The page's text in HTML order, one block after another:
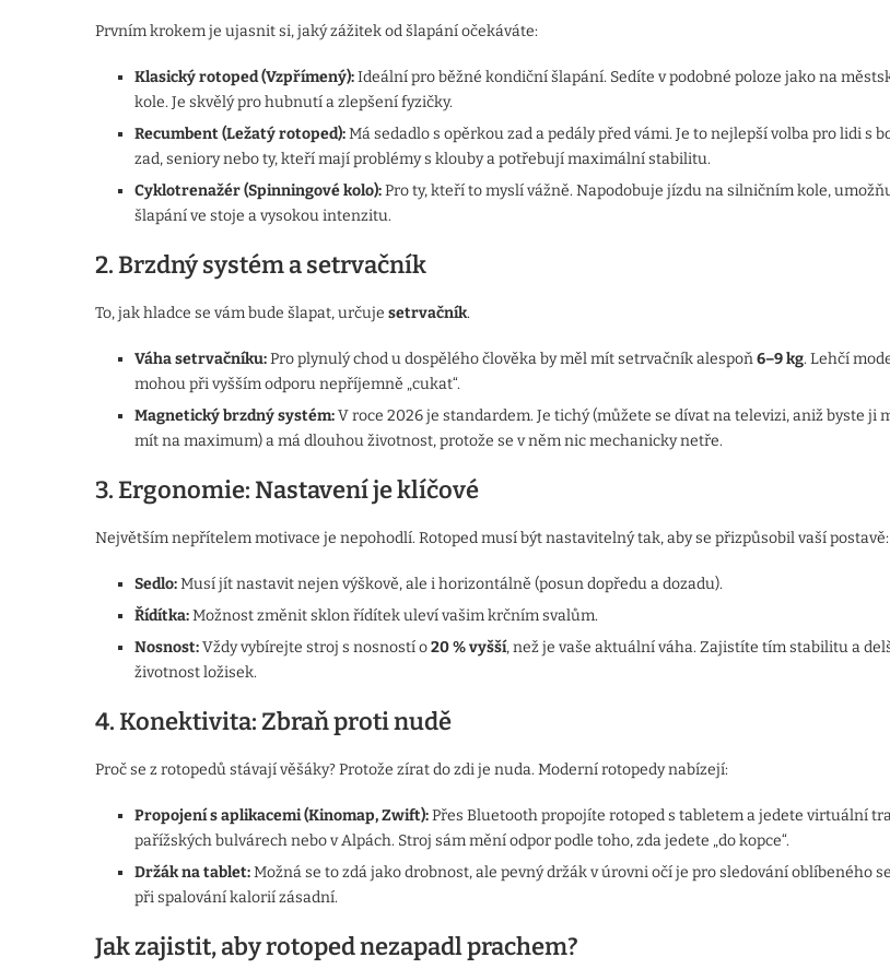
Prvním krokem je ujasnit si, jaký zážitek od šlapání očekáváte:
Klasický rotoped (Vzpřímený):Ideální pro běžné kondiční šlapání. Sedíte v podobné poloze jako na
kole. Je skvělý pro hubnutí a zlepšení fyzičky.
Recumbent (Ležatý rotoped):Má sedadlo s opěrkou zad a pedály před vámi. Je to nejlepší volba pro lidi s
zad, seniory nebo ty, kteří mají problémy s klouby a potřebují maximální stabilitu.
Cyklotrenažér (Spinningové kolo):Pro ty, kteří to myslí vážně. Napodobuje jízdu na silničním kole,
šlapání ve stoje a vysokou intenzitu.
2. Brzdný systém a setrvačník
To, jak hladce se vám bude šlapat, určuje setrvačník.
Váha setrvačníku:Pro plynulý chod u dospělého člověka by měl mít setrvačník alespoň6–9 kg. Lehčí
mohou při vyšším odporu nepříjemně „cukat“.
Magnetický brzdný systém:V roce 2026 je standardem. Je tichý (můžete se dívat na televizi, aniž byste ji
mít na maximum) a má dlouhou životnost, protože se v něm nic mechanicky netře.
3. Ergonomie: Nastavení je klíčové
Největším nepřítelem motivace je nepohodlí. Rotoped musí být nastavitelný tak, aby se přizpůsobil vaší postavě:
Sedlo:Musí jít nastavit nejen výškově, ale i horizontálně (posun dopředu a dozadu).
Řídítka:Možnost změnit sklon řídítek uleví vašim krčním svalům.
Nosnost:Vždy vybírejte stroj s nosností o20 % vyšší, než je vaše aktuální váha. Zajistíte tím stabilitu a
životnost ložisek.
4. Konektivita: Zbraň proti nudě
Proč se z rotopedů stávají věšáky? Protože zírat do zdi je nuda. Moderní rotopedy nabízejí:
Propojení s aplikacemi (Kinomap, Zwift):Přes Bluetooth propojíte rotoped s tabletem a jedete virtuální
pařížských bulvárech nebo v Alpách. Stroj sám mění odpor podle toho, zda jedete „do kopce“.
Držák na tablet:Možná se to zdá jako drobnost, ale pevný držák v úrovni očí je pro sledování oblíbeného
při spalování kalorií zásadní.
Jak zajistit, aby rotoped nezapadl prachem?